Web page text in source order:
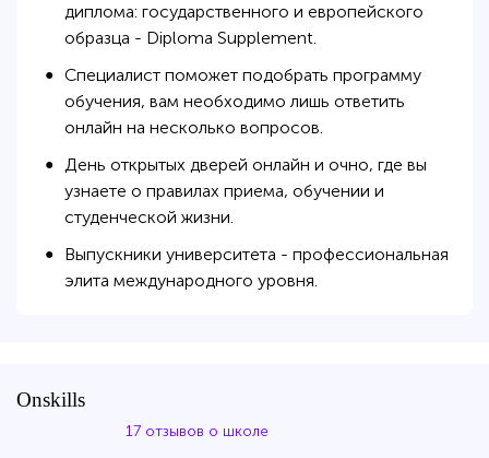
диплома: государственного и европейского
образца - Diploma Supplement.
● Специалист поможет подобрать программу
обучения, вам необходимо лишь ответить
онлайн на несколько вопросов.
● День открытых дверей онлайн и очно, где вы
узнаете о правилах приема, обучении и
студенческой жизни.
●
Выпускники университета - профессиональная
элита международного уровня.
Onskills
17 отзывов о школе